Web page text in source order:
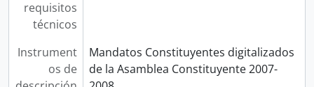
requisitos
técnicos
Instrument
os de
Mandatos Constituyentes digitalizados
de la Asamblea Constituyente 2007-